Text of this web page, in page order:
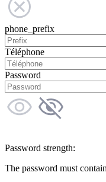
phone_prefix
Téléphone
Password
Password strength:
The password must